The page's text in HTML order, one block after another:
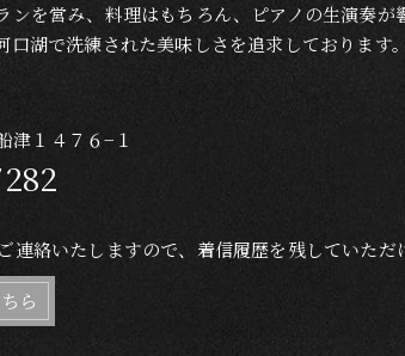
を営み、料理はもちろん、ピアノの生演奏が
湖で洗練された美味しさを追求しております。
津１４７６−１
絡いたしますので、着信履歴を残していただ
ら